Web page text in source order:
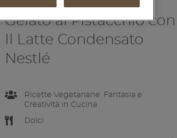
Gelato al Pistacchio con
Il Latte Condensato
Nestlé
Ricette Vegetariane: Fantasia e
Creatività in Cucina
Dolci